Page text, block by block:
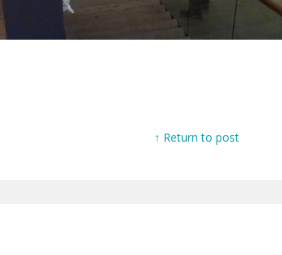
↑ Return to post